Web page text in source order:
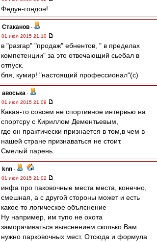
Федун-гондон!
Cтаканов -
01 июл 2015 21:10
в "разгар" "продаж" ебнентов, " в пределах
компетенции" за это отвечающий сьебал в
отпуск.
бля, кумир! "настоящий профессионал"(с)
авоська -
01 июл 2015 21:09
Какая-то совсем не спортивное интервью на
спортсру с Кириллом Дементьевым,
где он практически признается в том,в чем в
нашей стране признаваться не стоит.
Смелый парень.
knn -
01 июл 2015 21:02
инфа про паковочные места места, конечно,
смешная, а с другой стороны может и есть
какое то логическое объяснение
Ну например, им тупо не охота
заморачиваться выяснением сколько Вам
нужно парковочных мест. Отсюда и формула